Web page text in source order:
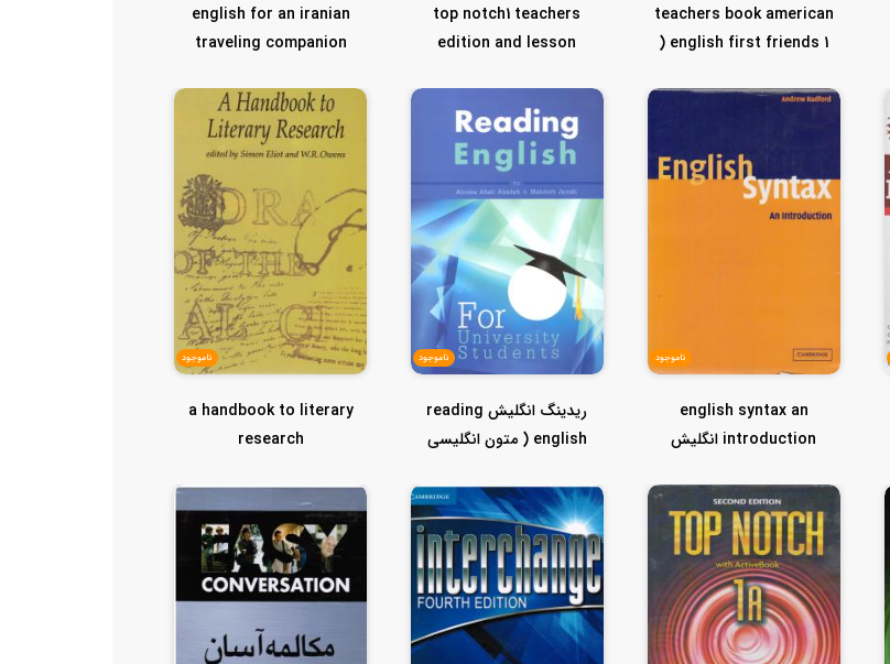
teachers book american
english first friends 1 (
top notch1 teachers
edition and lesson
english for an iranian
traveling companion
ناموجود
english syntax an
introduction انگلیش
ناموجود
ریدینگ انگلیش reading
english ( متون انگلیسی
ناموجود
a handbook to literary
research